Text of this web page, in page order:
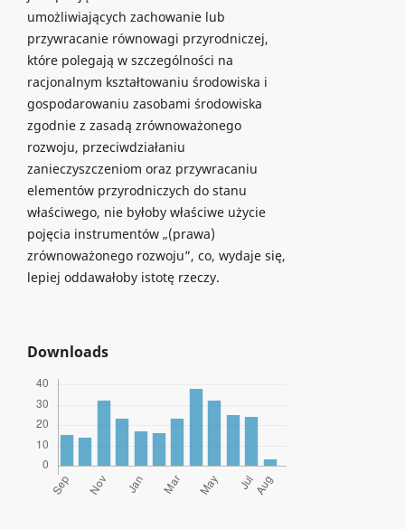
umożliwiających zachowanie lub
przywracanie równowagi przyrodniczej,
które polegają w szczególności na
racjonalnym kształtowaniu środowiska i
gospodarowaniu zasobami środowiska
zgodnie z zasadą zrównoważonego
rozwoju, przeciwdziałaniu
zanieczyszczeniom oraz przywracaniu
elementów przyrodniczych do stanu
właściwego, nie byłoby właściwe użycie
pojęcia instrumentów „(prawa)
zrównoważonego rozwoju”, co, wydaje się,
lepiej oddawałoby istotę rzeczy.
Downloads